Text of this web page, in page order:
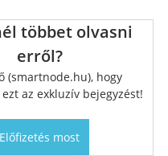
többet olvasni
erről?
(smartnode.hu), hogy
az exkluzív bejegyzést!
Előfizetés most